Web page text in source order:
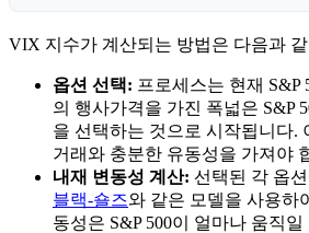
VIX 지수가 계산되는 방법은 다음과
옵션 선택: 프로세스는 현재 S&P
의 행사가격을 가진 폭넓은 S&P
을 선택하는 것으로 시작됩니다.
거래와 충분한 유동성을 가져야
내재 변동성 계산: 선택된 각 옵
블랙-숄즈와 같은 모델을 사용하
동성은 S&P 500이 얼마나 움직